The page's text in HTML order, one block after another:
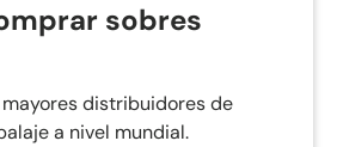
sobres
distribuidores de
a nivel mundial.